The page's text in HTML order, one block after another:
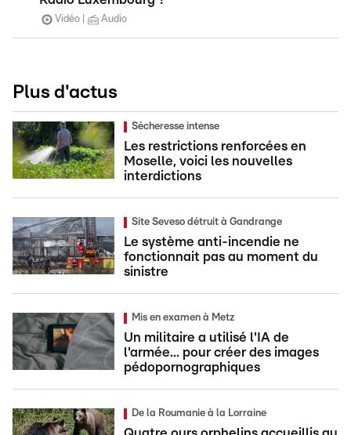
Vidéo Audio
Plus d'actus
Sécheresse intense
Les restrictions renforcées en
Moselle, voici les nouvelles
interdictions
Site Seveso détruit à Gandrange
Le système anti-incendie ne
fonctionnait pas au moment du
sinistre
Mis en examen à Metz
Un militaire a utilisé l'IA de
l'armée... pour créer des images
pédopornographiques
De la Roumanie à la Lorraine